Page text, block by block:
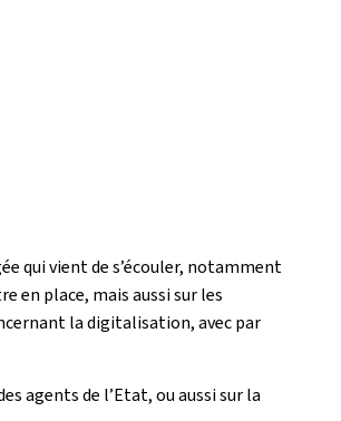
qui vient de s’écouler, notamment
en place, mais aussi sur les
la digitalisation, avec par
agents de l’Etat, ou aussi sur la